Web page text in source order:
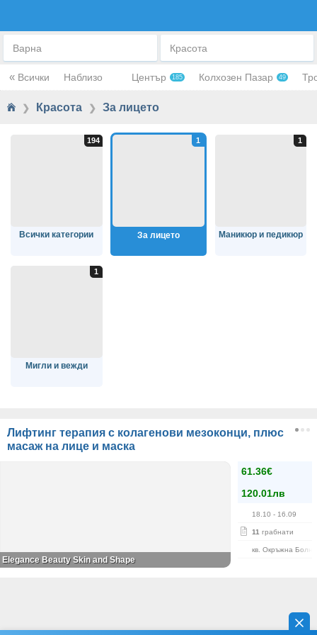
Варна Красота
« Всички Наблизо Център 185 Колхозен Пазар 49
❯ Красота ❯ За лицето
Всички категории За лицето Маникюр и педикюр
Мигли и вежди
Лифтинг терапия с колагенови мезоконци, плюс
масаж на лице и маска
61.36€
120.01лв
18.10 - 16.09
11 грабнати
кв. Окръжна
Elegance Beauty Skin and Shape